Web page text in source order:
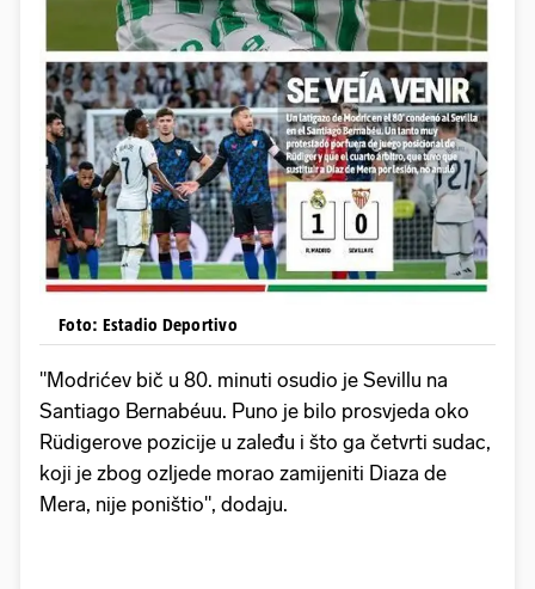
Foto: Estadio Deportivo
"Modrićev bič u 80. minuti osudio je Sevillu na
Santiago Bernabéuu. Puno je bilo prosvjeda oko
Rüdigerove pozicije u zaleđu i što ga četvrti sudac,
koji je zbog ozljede morao zamijeniti Diaza de
Mera, nije poništio", dodaju.